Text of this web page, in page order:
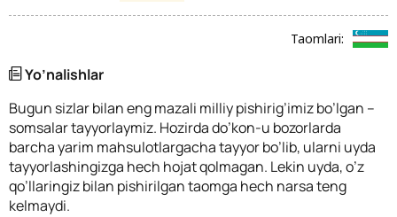
Taomlari:
Yo’nalishlar
Bugun sizlar bilan eng mazali milliy pishirig’imiz bo’lgan –
somsalar tayyorlaymiz. Hozirda do’kon-u bozorlarda
barcha yarim mahsulotlargacha tayyor bo’lib, ularni uyda
tayyorlashingizga hech hojat qolmagan. Lekin uyda, o’z
qo’llaringiz bilan pishirilgan taomga hech narsa teng
kelmaydi.